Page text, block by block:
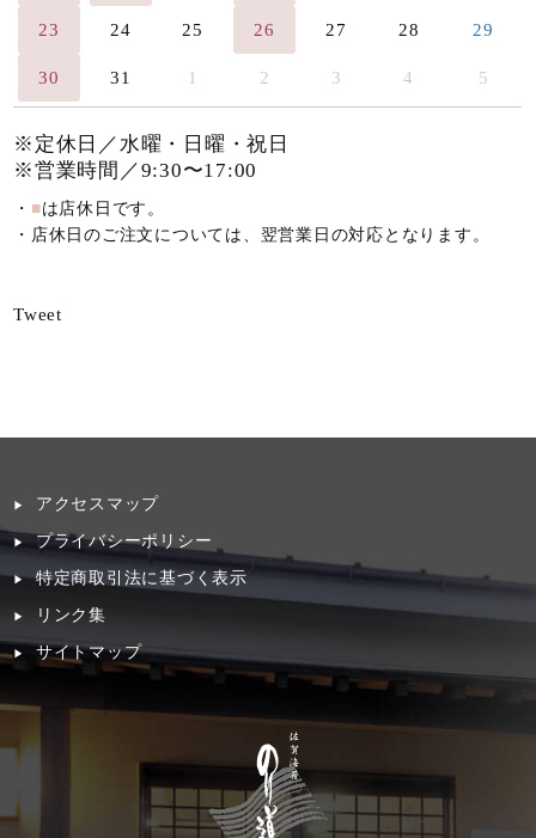
23 24 25 26 27 28 29
30 31 1 2 3 4 5
※定休日／水曜・日曜・祝日
※営業時間／9:30〜17:00
・ ■は店休日です。
・店休日のご注文については、翌営業日の対応となります。
Tweet
アクセスマップ
プライバシーポリシー
特定商取引法に基づく表示
リンク集
サイトマップ